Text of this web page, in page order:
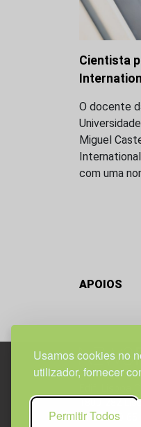
Usamos cookies no
utilizador, fornecer
Permitir Todos
Cientista
O docente
Miguel
com uma
APOIOS
1800-282
21 850 40 65